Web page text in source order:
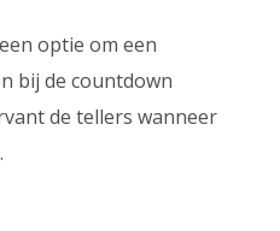
optie om een
bij de countdown
de tellers wanneer